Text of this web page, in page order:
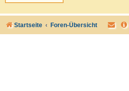
Startseite Foren-Übersicht